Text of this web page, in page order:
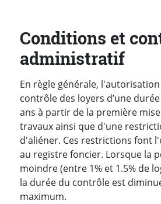
Conditions et
administratif
En règle générale,
contrôle des loyers d’une
ans à partir de la première
travaux ainsi que d'une
d'aliéner. Ces restrictions font
au registre foncier. Lorsque la
moindre (entre 1% et 1.5% de
la durée du contrôle est
maximum.